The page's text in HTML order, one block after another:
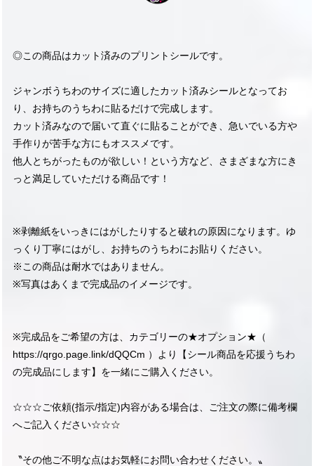
◎この商品はカット済みのプリントシールです。
ジャンボうちわのサイズに適したカット済みシールとなってお
り、お持ちのうちわに貼るだけで完成します。
カット済みなので届いて直ぐに貼ることができ、急いでいる方や
手作りが苦手な方にもオススメです。
他人とちがったものが欲しい！という方など、さまざまな方にき
っと満足していただける商品です！
※剥離紙をいっきにはがしたりすると破れの原因になります。ゆ
っくり丁寧にはがし、お持ちのうちわにお貼りください。
※この商品は耐水ではありません。
※写真はあくまで完成品のイメージです。
※完成品をご希望の方は、カテゴリーの★オプション★（
https://qrgo.page.link/dQQCm ）より【シール商品を応援うちわ
の完成品にします】を一緒にご購入ください。
☆☆☆ご依頼(指示/指定)内容がある場合は、ご注文の際に備考欄
へご記入ください☆☆☆
〝その他ご不明な点はお気軽にお問い合わせください。〟